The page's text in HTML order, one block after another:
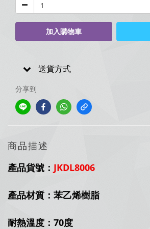
加入購物車
送貨方式
分享到
商品描述
產品貨號： JKDL8006
產品材質：苯乙烯樹脂
耐熱溫度：70度